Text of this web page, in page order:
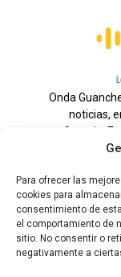
Para ofrecer las
cookies para
consentimiento de
el comportamiento de
sitio. No consentir o
negativamente a
Onda
noticias,
Canaria.
información
Todos los derechos
Radio